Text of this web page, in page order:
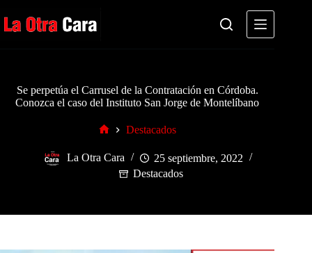
al
contenido
Se perpetúa el Carrusel de la Contratación en Córdoba.
Conozca el caso del Instituto San Jorge de Montelíbano
Destacados
La Otra Cara
25 septiembre, 2022
Destacados